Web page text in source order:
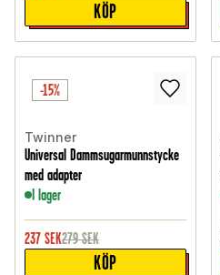
KÖP
-15%
Twinner
Universal Dammsugarmunnstycke
med adapter
I lager
237 SEK279 SEK
KÖP